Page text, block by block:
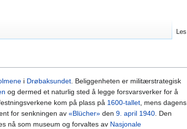
i Drøbaksundet. Beliggenheten er militærstrategisk
og dermed et naturlig sted å legge forsvarsverker for å
kom på plass på 1600-tallet, mens dagens
for senkningen av «Blücher» den 9. april 1940. Den
nå som museum og forvaltes av Nasjonale
Les